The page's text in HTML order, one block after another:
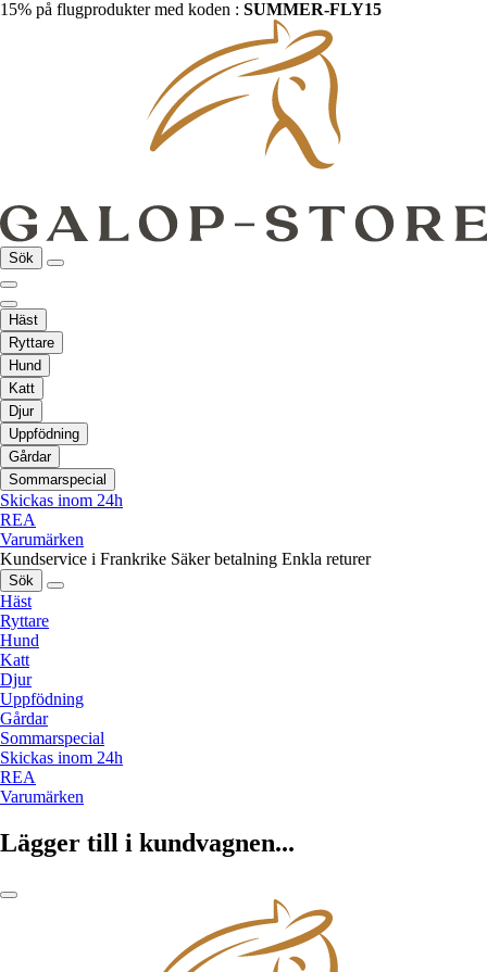
15% på flugprodukter med koden : SUMMER-FLY15
Sök
Häst
Ryttare
Hund
Katt
Djur
Uppfödning
Gårdar
Sommarspecial
Skickas inom 24h
REA
Varumärken
Kundservice i Frankrike Säker betalning Enkla returer
Sök
Häst
Ryttare
Hund
Katt
Djur
Uppfödning
Gårdar
Sommarspecial
Skickas inom 24h
REA
Varumärken
Lägger till i kundvagnen...